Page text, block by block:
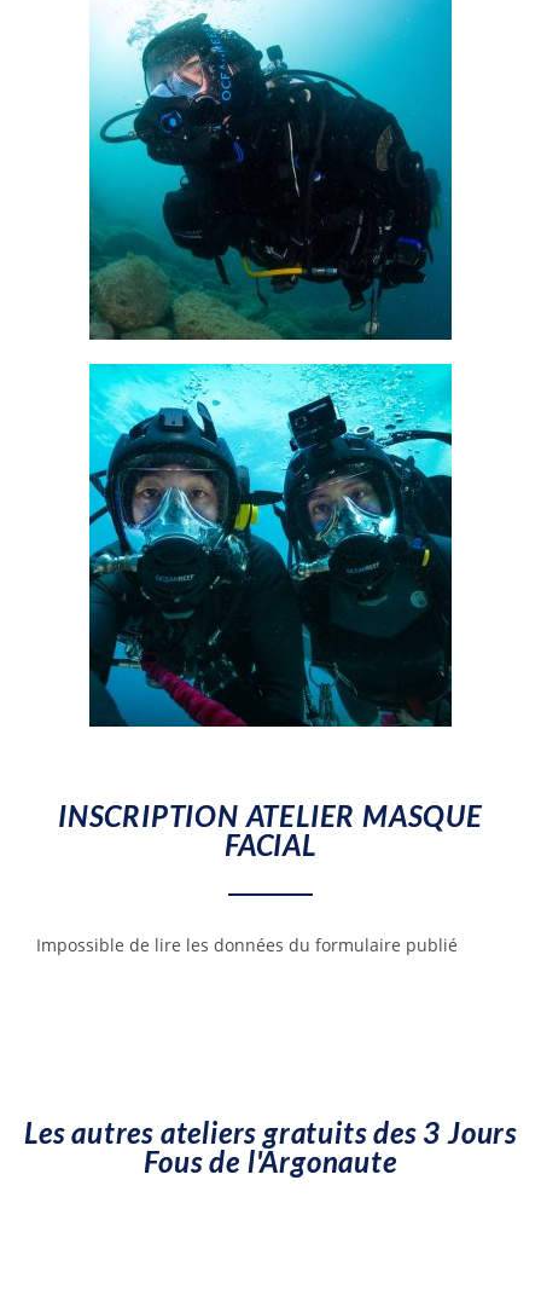
INSCRIPTION ATELIER MASQUE
FACIAL
Impossible de lire les données du formulaire publié
Les autres ateliers gratuits des 3 Jours
Fous de l'Argonaute